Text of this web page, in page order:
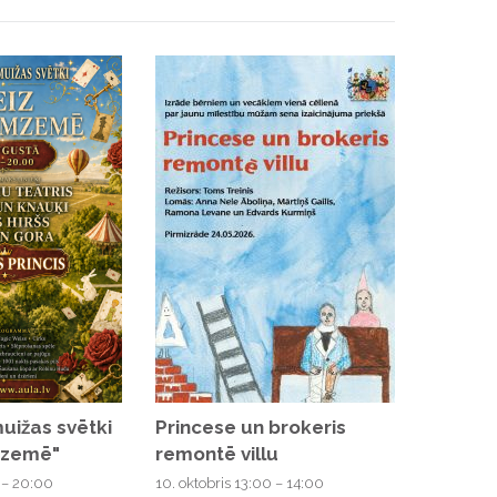
svētki
– 20:00
Princese un brokeris
remontē villu
10. oktobris 13:00 – 14:00
-
teātris
Rajecka
Princese un brokeris
remontē villu
10. oktobris 13:00 – 14:00